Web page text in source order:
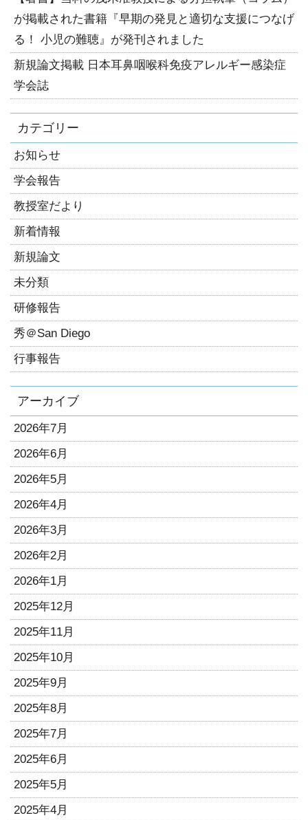
が掲載された書籍『早期の発見と適切な支援につなげ
る！ 小児の難聴』が発刊されました
新規論文掲載 日本耳鼻咽喉科免疫アレルギー感染症
学会誌
カテゴリー
お知らせ
学会報告
教授室だより
新着情報
新規論文
未分類
研修報告
秀＠San Diego
行事報告
アーカイブ
2026年7月
2026年6月
2026年5月
2026年4月
2026年3月
2026年2月
2026年1月
2025年12月
2025年11月
2025年10月
2025年9月
2025年8月
2025年7月
2025年6月
2025年5月
2025年4月